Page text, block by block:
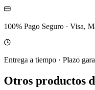
100% Pago Seguro · Visa,
Entrega a tiempo · Plazo
Otros productos